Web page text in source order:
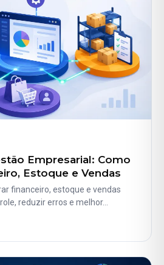
Empresarial: Como
Estoque e Vendas
financeiro, estoque e vendas
reduzir erros e melhor…